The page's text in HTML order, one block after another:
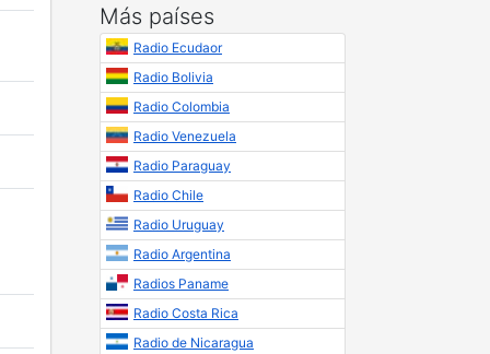
Más países
Radio Ecudaor
Radio Bolivia
Radio Colombia
Radio Venezuela
Radio Paraguay
Radio Chile
Radio Uruguay
Radio Argentina
Radios Paname
Radio Costa Rica
Radio de Nicaragua